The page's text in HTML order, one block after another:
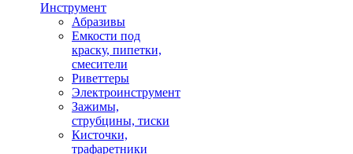
Инструмент
Абразивы
Емкости под
краску, пипетки,
смесители
Риветтеры
Электроинструмент
Зажимы,
струбцины, тиски
Кисточки,
трафаретники